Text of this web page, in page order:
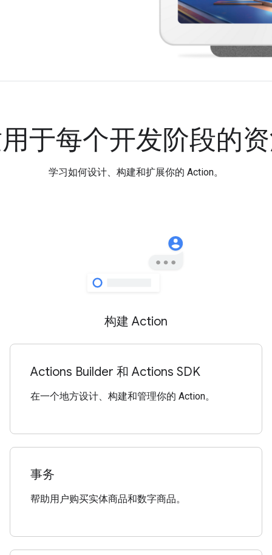
于每个开发阶段的
学习如何设计、构建和扩展你的 Action。
构建 Action
Actions Builder 和 Actions SDK
在一个地方设计、构建和管理你的 Action。
事务
帮助用户购买实体商品和数字商品。